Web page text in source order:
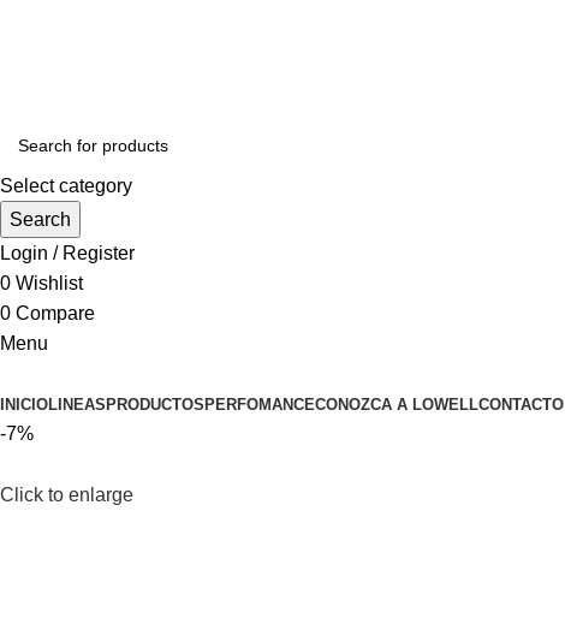
Select category
Search
Login / Register
0 Wishlist
0 Compare
Menu
INICIOLINEAS PRODUCTOS PERFOMANCECONOZCA A LOWELLCONTACTO
-7%
Click to enlarge